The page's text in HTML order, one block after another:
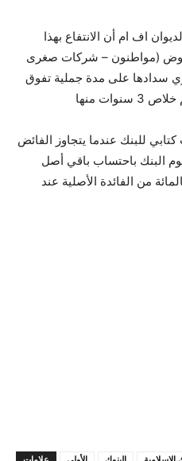
اف ام أن الانتفاع بهذا
(مواطنون – شركات صغرى
سدادها على مدة جملية تفوق
للبنك عندما يتجاوز الفائض
البنك باحتساب باقي أصل
من الفائدة الأصلية عند